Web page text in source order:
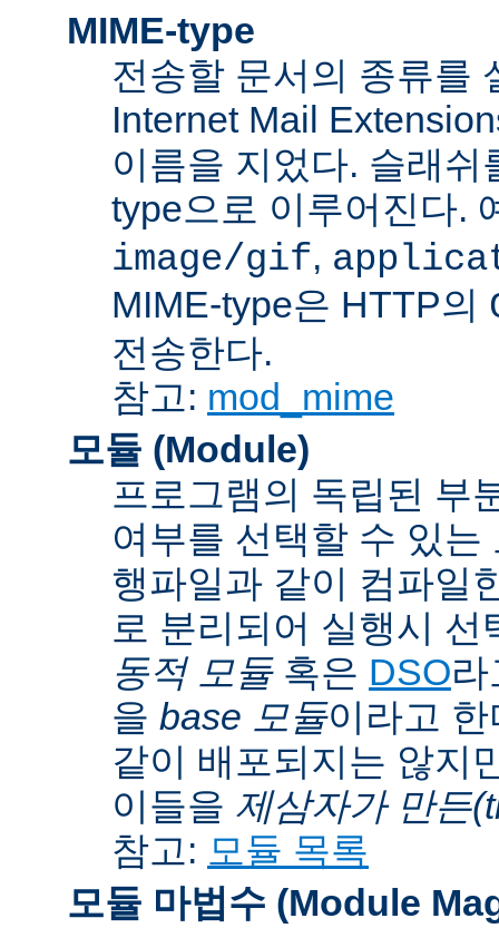
MIME-type
전송할 문서의 종류를
Internet Mail
이름을 지었다. 슬래
type으로 이루어진다.
image/gif,
MIME-type은 HTTP의
전송한다.
참고: mod_mime
모듈 (Module)
프로그램의 독립된 부
여부를 선택할 수 있
행파일과 같이 컴파일
로 분리되어 실행시
동적 모듈혹은 DSO
을 base 모듈이라고
같이 배포되지는 않지
이들을 제삼자가 만든
참고: 모듈 목록
모듈 마법수 (Module